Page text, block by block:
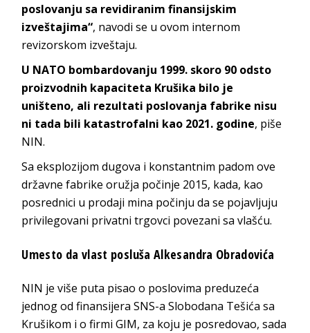
poslovanju sa revidiranim finansijskim
izveštajima“, navodi se u ovom internom
revizorskom izveštaju.
U NATO bombardovanju 1999. skoro 90 odsto
proizvodnih kapaciteta Krušika bilo je
uništeno, ali rezultati poslovanja fabrike nisu
ni tada bili katastrofalni kao 2021. godine, piše
NIN.
Sa eksplozijom dugova i konstantnim padom ove
državne fabrike oružja počinje 2015, kada, kao
posrednici u prodaji mina počinju da se pojavljuju
privilegovani privatni trgovci povezani sa vlašću.
Umesto da vlast posluša Alkesandra Obradovića
NIN je više puta pisao o poslovima preduzeća
jednog od finansijera SNS-a Slobodana Tešića sa
Krušikom i o firmi GIM, za koju je posredovao, sada